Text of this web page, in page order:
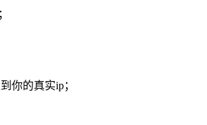
你的真实ip；